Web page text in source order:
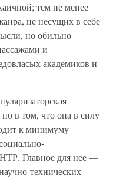
тем не менее
не несущих в себе
но обильно
и
академиков и
в том, что она в силу
к минимуму
Главное для нее —
технических